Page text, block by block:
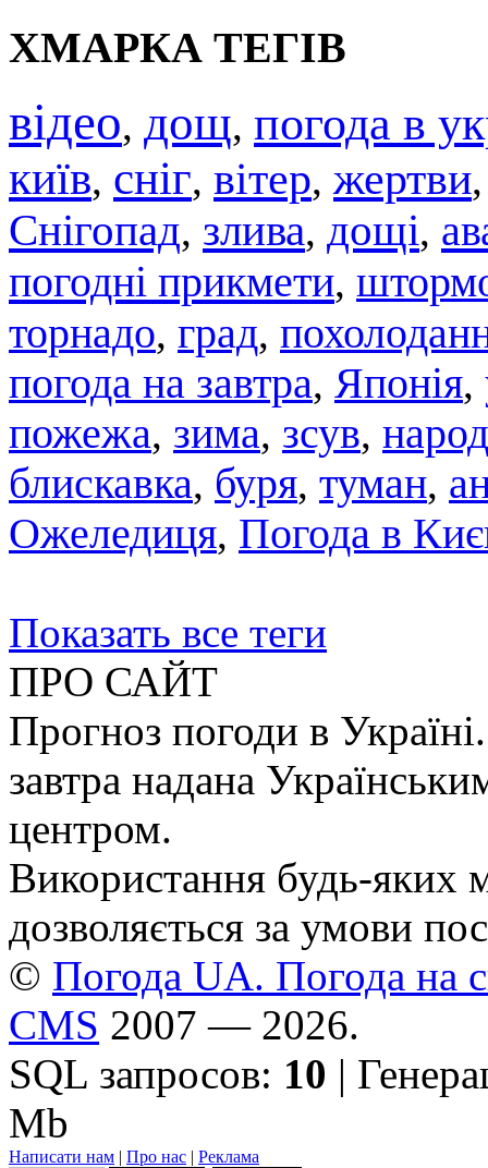
ХМАРКА ТЕГІВ
відео, дощ, погода в
київ, сніг, вітер, жертви
Снігопад, злива, дощі,
погодні прикмети,
торнадо, град,
погода на завтра, Японія,
пожежа, зима, зсув,
блискавка, буря, туман,
Ожеледиця, Погода в
Показать все теги
ПРО САЙТ
Прогноз погоди в
завтра надана
центром.
Використання будь-яких
дозволяється за умови
© Погода UA. Погода на
CMS 2007 — 2026.
SQL запросов: 10 |
Mb
Написати нам | Про нас | Реклама